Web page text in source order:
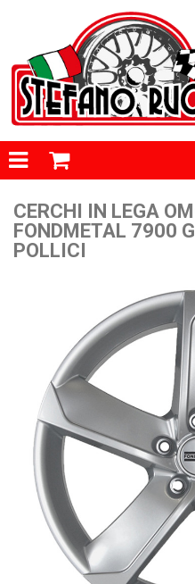
CERCHI IN LEGA
FONDMETAL 7900
POLLICI